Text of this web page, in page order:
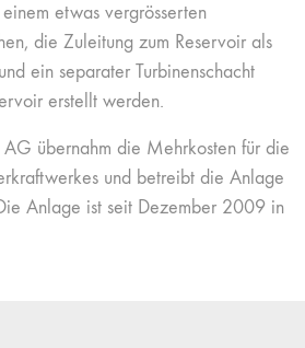
etwas vergrösserten
die Zuleitung zum Reservoir als
ein separater Turbinenschacht
erstellt werden.
übernahm die Mehrkosten für die
und betreibt die Anlage
Anlage ist seit Dezember 2009 in